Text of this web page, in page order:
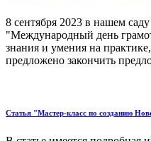
8 сентября 2023 в нашем
"Международный день
знания и умения на
предложено закончить
Статья "Мастер-класс по созданию